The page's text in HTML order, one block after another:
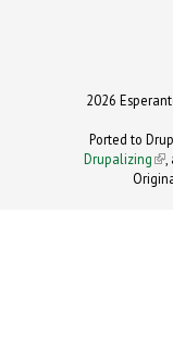
2026
Ported to
Drupalizing